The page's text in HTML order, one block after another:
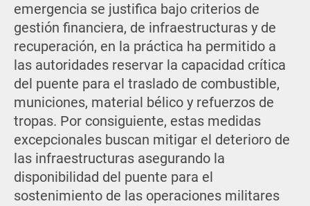
emergencia se justifica bajo criterios de
gestión financiera, de infraestructuras y de
recuperación, en la práctica ha permitido a
las autoridades reservar la capacidad crítica
del puente para el traslado de combustible,
municiones, material bélico y refuerzos de
tropas. Por consiguiente, estas medidas
excepcionales buscan mitigar el deterioro de
las infraestructuras asegurando la
disponibilidad del puente para el
sostenimiento de las operaciones militares